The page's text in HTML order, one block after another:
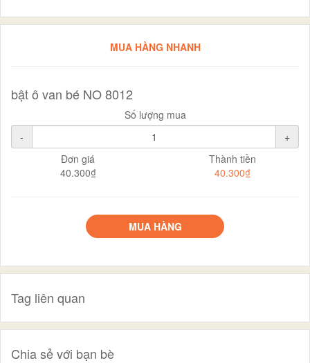
MUA HÀNG NHANH
bật ô van bé NO 8012
Số lượng mua
-
+
Đơn giá
40.300₫
Thành tiền
40.300₫
MUA HÀNG
Tag liên quan
Chia sẻ với bạn bè